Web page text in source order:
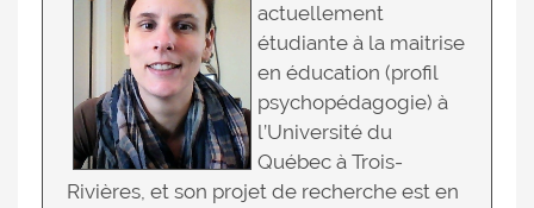
actuellement
étudiante à la maitrise
en éducation (profil
psychopédagogie) à
l’Université du
Québec à Trois-
Rivières, et son projet de recherche est en